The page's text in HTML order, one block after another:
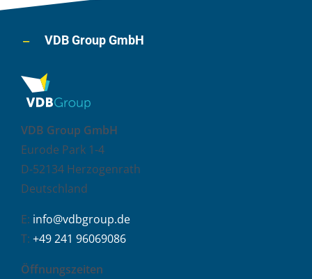
VDB Group GmbH
VDB Group GmbH
Eurode Park 1-4
D-52134 Herzogenrath
Deutschland
E: info@vdbgroup.de
T: +49 241 96069086
Öffnungszeiten